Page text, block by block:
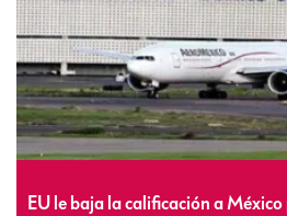
EU le baja la calificación a